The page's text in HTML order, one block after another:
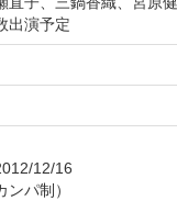
出演予定
12/16
ンパ制）